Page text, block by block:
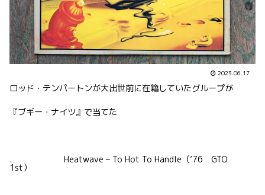
2023.06.17
ロッド・テンパートンが大出世前に在籍していたグループが
『ブギー・ナイツ』で当てた
. Heatwave – To Hot To Handle（’76 GTO
1st）